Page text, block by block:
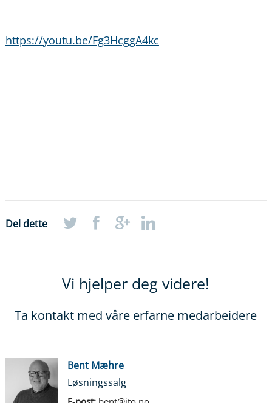
https://youtu.be/Fg3HcggA4kc
Del dette
Vi hjelper deg videre!
Ta kontakt med våre erfarne medarbeidere
Bent Mæhre
Løsningssalg